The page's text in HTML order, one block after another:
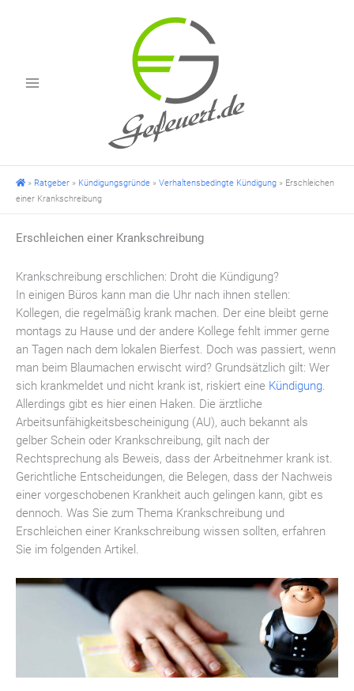
» Ratgeber » Kündigungsgründe » Verhaltensbedingte Kündigung » Erschleichen
einer Krankschreibung
Erschleichen einer Krankschreibung
Krankschreibung erschlichen: Droht die Kündigung?
In einigen Büros kann man die Uhr nach ihnen stellen:
Kollegen, die regelmäßig krank machen. Der eine bleibt gerne
montags zu Hause und der andere Kollege fehlt immer gerne
an Tagen nach dem lokalen Bierfest. Doch was passiert, wenn
man beim Blaumachen erwischt wird? Grundsätzlich gilt: Wer
sich krankmeldet und nicht krank ist, riskiert eine Kündigung.
Allerdings gibt es hier einen Haken. Die ärztliche
Arbeitsunfähigkeitsbescheinigung (AU), auch bekannt als
gelber Schein oder Krankschreibung, gilt nach der
Rechtsprechung als Beweis, dass der Arbeitnehmer krank ist.
Gerichtliche Entscheidungen, die Belegen, dass der Nachweis
einer vorgeschobenen Krankheit auch gelingen kann, gibt es
dennoch. Was Sie zum Thema Krankschreibung und
Erschleichen einer Krankschreibung wissen sollten, erfahren
Sie im folgenden Artikel.